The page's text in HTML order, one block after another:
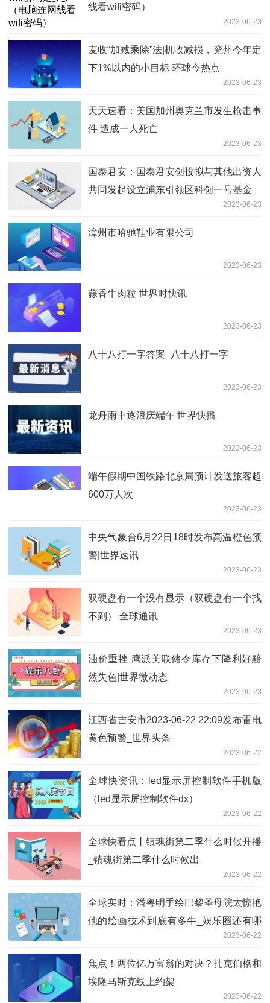
线看wifi密码）
2023-06-23
麦收“加减乘除”法|机收减损，兖州今年定
下1%以内的小目标 环球今热点
2023-06-23
天天速看：美国加州奥克兰市发生枪击事
件 造成一人死亡
2023-06-23
国泰君安：国泰君安创投拟与其他出资人
共同发起设立浦东引领区科创一号基金
2023-06-23
漳州市哈驰鞋业有限公司
2023-06-23
蒜香牛肉粒 世界时快讯
2023-06-23
八十八打一字答案_八十八打一字
2023-06-23
龙舟雨中逐浪庆端午 世界快播
2023-06-23
端午假期中国铁路北京局预计发送旅客超
600万人次
2023-06-23
中央气象台6月22日18时发布高温橙色预
警|世界速讯
2023-06-23
双硬盘有一个没有显示（双硬盘有一个找
不到） 全球通讯
2023-06-23
油价重挫 鹰派美联储令库存下降利好黯
然失色|世界微动态
2023-06-23
江西省吉安市2023-06-22 22:09发布雷电
黄色预警_世界头条
2023-06-22
全球快资讯：led显示屏控制软件手机版
（led显示屏控制软件dx）
2023-06-22
全球快看点丨镇魂街第二季什么时候开播
_镇魂街第二季什么时候出
2023-06-22
全球实时：潘粤明手绘巴黎圣母院太惊艳
他的绘画技术到底有多牛_娱乐圈还有哪
2023-06-22
焦点！两位亿万富翁的对决？扎克伯格和
埃隆马斯克线上约架
2023-06-22